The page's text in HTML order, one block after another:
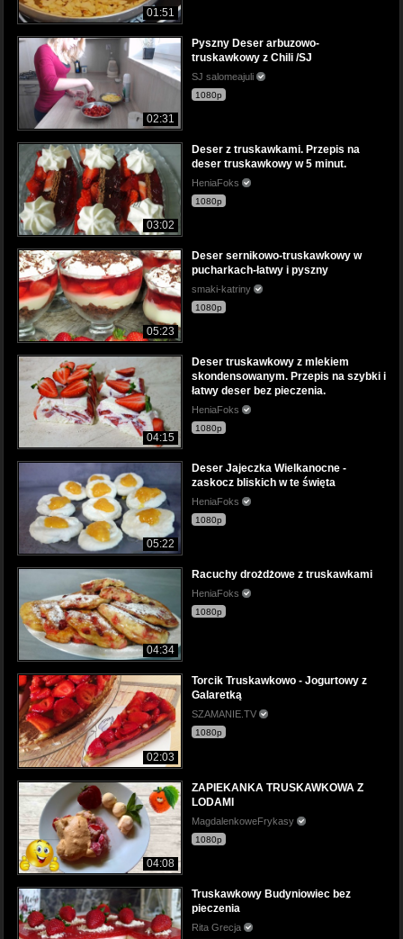
01:51
02:31
Pyszny Deser arbuzowo-
truskawkowy z Chili /SJ
SJ salomeajuli
1080p
03:02
Deser z truskawkami. Przepis na
deser truskawkowy w 5 minut.
HeniaFoks
1080p
05:23
Deser sernikowo-truskawkowy w
pucharkach-łatwy i pyszny
smaki-katriny
1080p
04:15
Deser truskawkowy z mlekiem
skondensowanym. Przepis na szybki i
łatwy deser bez pieczenia.
HeniaFoks
1080p
05:22
Deser Jajeczka Wielkanocne -
zaskocz bliskich w te święta
HeniaFoks
1080p
04:34
Racuchy drożdżowe z truskawkami
HeniaFoks
1080p
02:03
Torcik Truskawkowo - Jogurtowy z
Galaretką
SZAMANIE.TV
1080p
04:08
ZAPIEKANKA TRUSKAWKOWA Z
LODAMI
MagdalenkoweFrykasy
1080p
Truskawkowy Budyniowiec bez
pieczenia
Rita Grecja